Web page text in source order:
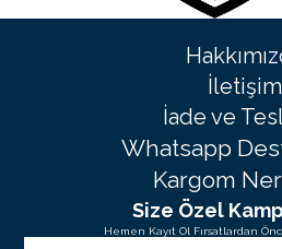
İletişim
İade ve
Whatsapp
Kargom
Size Özel
Hemen Kayıt Ol Fırsatlardan